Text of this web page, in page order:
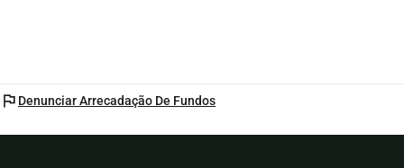
flag Denunciar Arrecadação De Fundos